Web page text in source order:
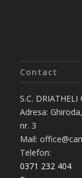
Contact
S.C. DRIATHELI
Adresa:
nr. 3
Mail:
Telefon:
0371 232 404